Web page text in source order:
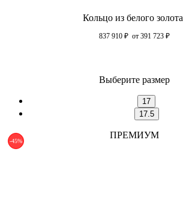
Кольцо из белого золота
837 910 ₽ от 391 723 ₽
Выберите размер
17
17.5
-45%
ПРЕМИУМ